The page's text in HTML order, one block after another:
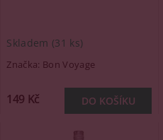
Skladem (31 ks)
Značka: Bon Voyage
149 Kč